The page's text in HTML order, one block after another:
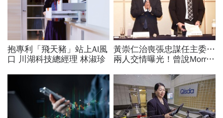
抱專利「飛天豬」站上AI風
口 川湖科技總經理 林淑珍
黃崇仁治喪張忠謀任主委…
兩人交情曝光！曾說Morris
我！遺屬發聲「明年定要配
股」